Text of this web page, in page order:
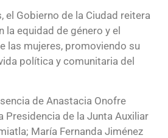
el Gobierno de la Ciudad reitera
equidad de género y el
las mujeres, promoviendo su
política y comunitaria del
de Anastacia Onofre
Presidencia de la Junta Auxiliar
María Fernanda Jiménez